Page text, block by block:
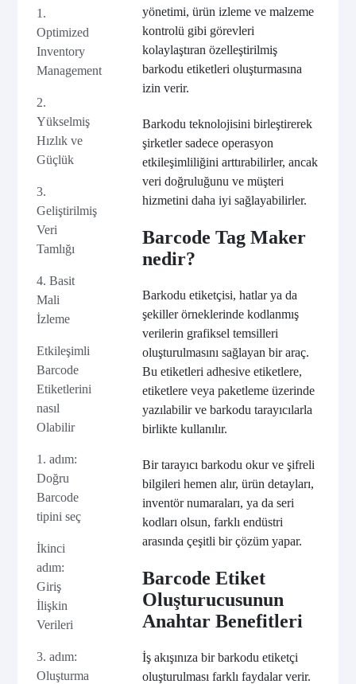
1.
Optimized
Inventory
Management
2.
Yükselmiş
Hızlık ve
Güçlük
3.
Geliştirilmiş
Veri
Tamlığı
4. Basit
Mali
İzleme
Etkileşimli
Barcode
Etiketlerini
nasıl
Olabilir
1. adım:
Doğru
Barcode
tipini seç
İkinci
adım:
Giriş
İlişkin
Verileri
3. adım:
Oluşturma
yönetimi, ürün izleme ve malzeme
kontrolü gibi görevleri
kolaylaştıran özelleştirilmiş
barkodu etiketleri oluşturmasına
izin verir.
Barkodu teknolojisini birleştirerek
şirketler sadece operasyon
etkileşimliliğini arttırabilirler, ancak
veri doğruluğunu ve müşteri
hizmetini daha iyi sağlayabilirler.
Barcode Tag Maker
nedir?
Barkodu etiketçisi, hatlar ya da
şekiller örneklerinde kodlanmış
verilerin grafiksel temsilleri
oluşturulmasını sağlayan bir araç.
Bu etiketleri adhesive etiketlere,
etiketlere veya paketleme üzerinde
yazılabilir ve barkodu tarayıcılarla
birlikte kullanılır.
Bir tarayıcı barkodu okur ve şifreli
bilgileri hemen alır, ürün detayları,
inventör numaraları, ya da seri
kodları olsun, farklı endüstri
arasında çeşitli bir çözüm yapar.
Barcode Etiket
Oluşturucusunun
Anahtar Benefitleri
İş akışınıza bir barkodu etiketçi
oluşturulması farklı faydalar verir.